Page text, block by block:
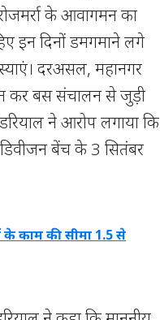
के आवागमन का
इन दिनों डमगमाने लगे
दरअसल, महानगर
कर बस संचालन से जुड़ी
ने आरोप लगाया कि
डिवीजन बेंच के 3 सितंबर
के काम की सीमा 1.5 से